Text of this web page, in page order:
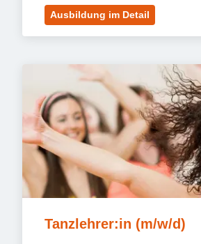
Ausbildung im Detail
Tanzlehrer:in (m/w/d)